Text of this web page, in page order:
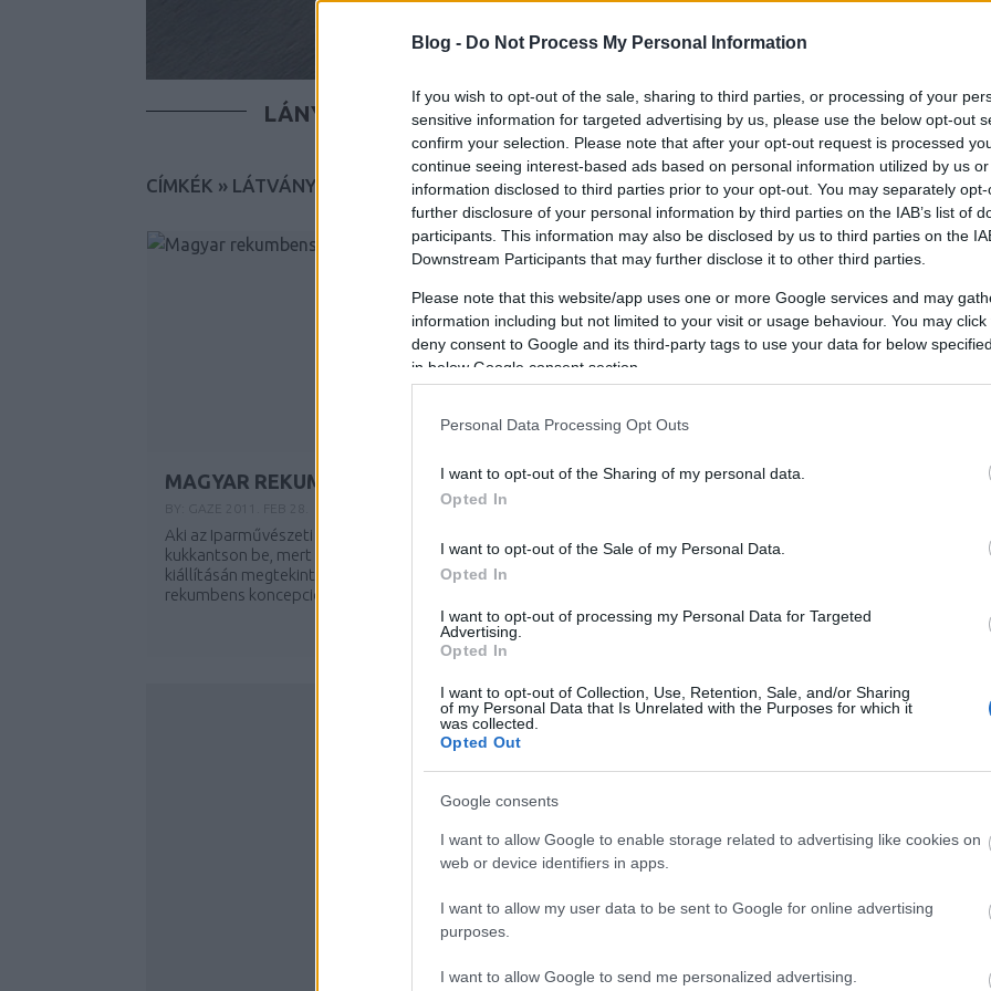
Blog - Do Not Process My Personal Information
If you wish to opt-out of the sale, sharing to third parties, or processing of your
sensitive information for targeted advertising by us, please use the below opt-out
confirm your selection. Please note that after your opt-out request is processed
continue seeing interest-based ads based on personal information utilized by us
information disclosed to third parties prior to your opt-out. You may separately
further disclosure of your personal information by third parties on the IAB’s list of
participants. This information may also be disclosed by us to third parties on the
Downstream Participants that may further disclose it to other third parties.
Please note that this website/app uses one or more Google services and may
information including but not limited to your visit or usage behaviour. You may
deny consent to Google and its third-party tags to use your data for below
in below Google consent section.
Personal Data Processing Opt Outs
I want to opt-out of the Sharing of my personal data.
Opted In
I want to opt-out of the Sale of my Personal Data.
Opted In
I want to opt-out of processing my Personal Data for Targeted
Advertising.
Opted In
I want to opt-out of Collection, Use, Retention, Sale, and/or Sharing
of my Personal Data that Is Unrelated with the Purposes for which it
was collected.
Opted Out
Google consents
I want to allow Google to enable storage related to advertising like cookies on
web or device identifiers in apps.
I want to allow my user data to be sent to Google for online advertising
purposes.
I want to allow Google to send me personalized advertising.
LÁNYOK FIÚK TIPPEK GYEREKKEL SZOKNYÁBAN
KÜLDJ FOTÓT
CÍMKÉK » LÁTVÁNYTERV
MAGYAR REKUMBENS KONCEPCIÓ
Aki az Iparművészeti Múzeum felé tekerne, az
kukkantson be, mert a MOME ösztöndíjasok
kiállításán megtekintheti Kápolnás Gergely
rekumbens koncepcióit. (rekumbens, avagy...
A bicikli nem egyszerűen közlekedési eszköz,
hanem egy igazi stíluselem. Nem kér
hiszen maga öltöztet. És még a városokat is
-